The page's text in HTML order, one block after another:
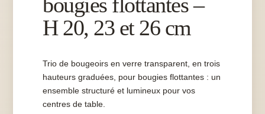
H 20, 23 et 26 cm
Trio de bougeoirs en verre transparent, en trois
hauteurs graduées, pour bougies flottantes : un
ensemble structuré et lumineux pour vos
centres de table.